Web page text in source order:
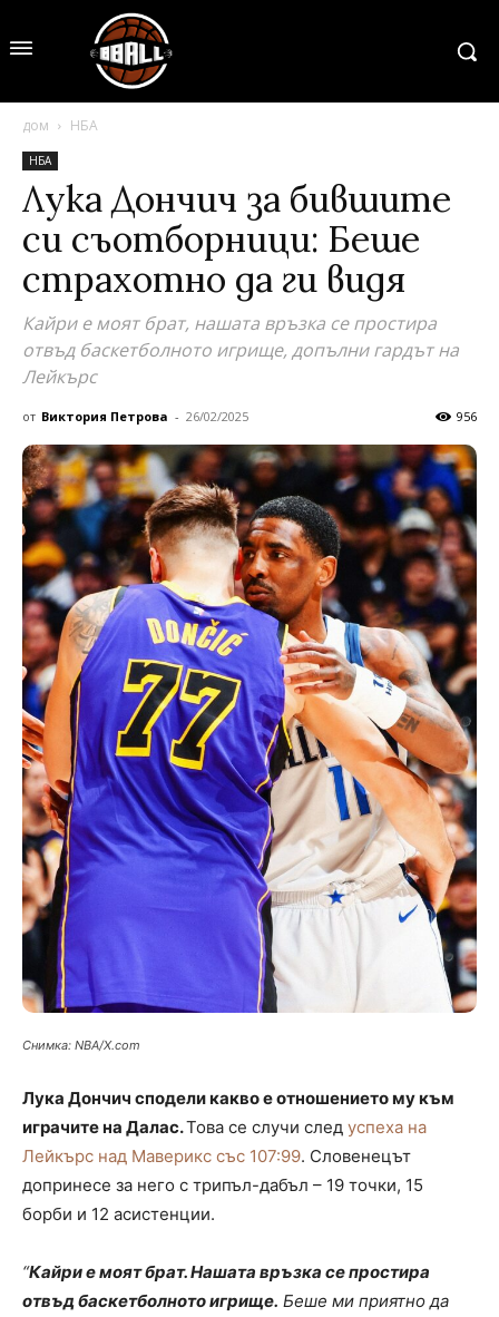
дом НБА
НБА
Лука Дончич за бившите
си съотборници: Беше
страхотно да ги видя
Кайри е моят брат, нашата връзка се простира
отвъд баскетболното игрище, допълни гардът на
Лейкърс
от Виктория Петрова - 26/02/2025 956
Снимка: NBA/X.com
Лука Дончич сподели какво е отношението му към
играчите на Далас.Това се случи след успеха на
Лейкърс над Маверикс със 107:99. Словенецът
допринесе за него с трипъл-дабъл – 19 точки, 15
борби и 12 асистенции.
“Кайри е моят брат. Нашата връзка се простира
отвъд баскетболното игрище. Беше ми приятно да